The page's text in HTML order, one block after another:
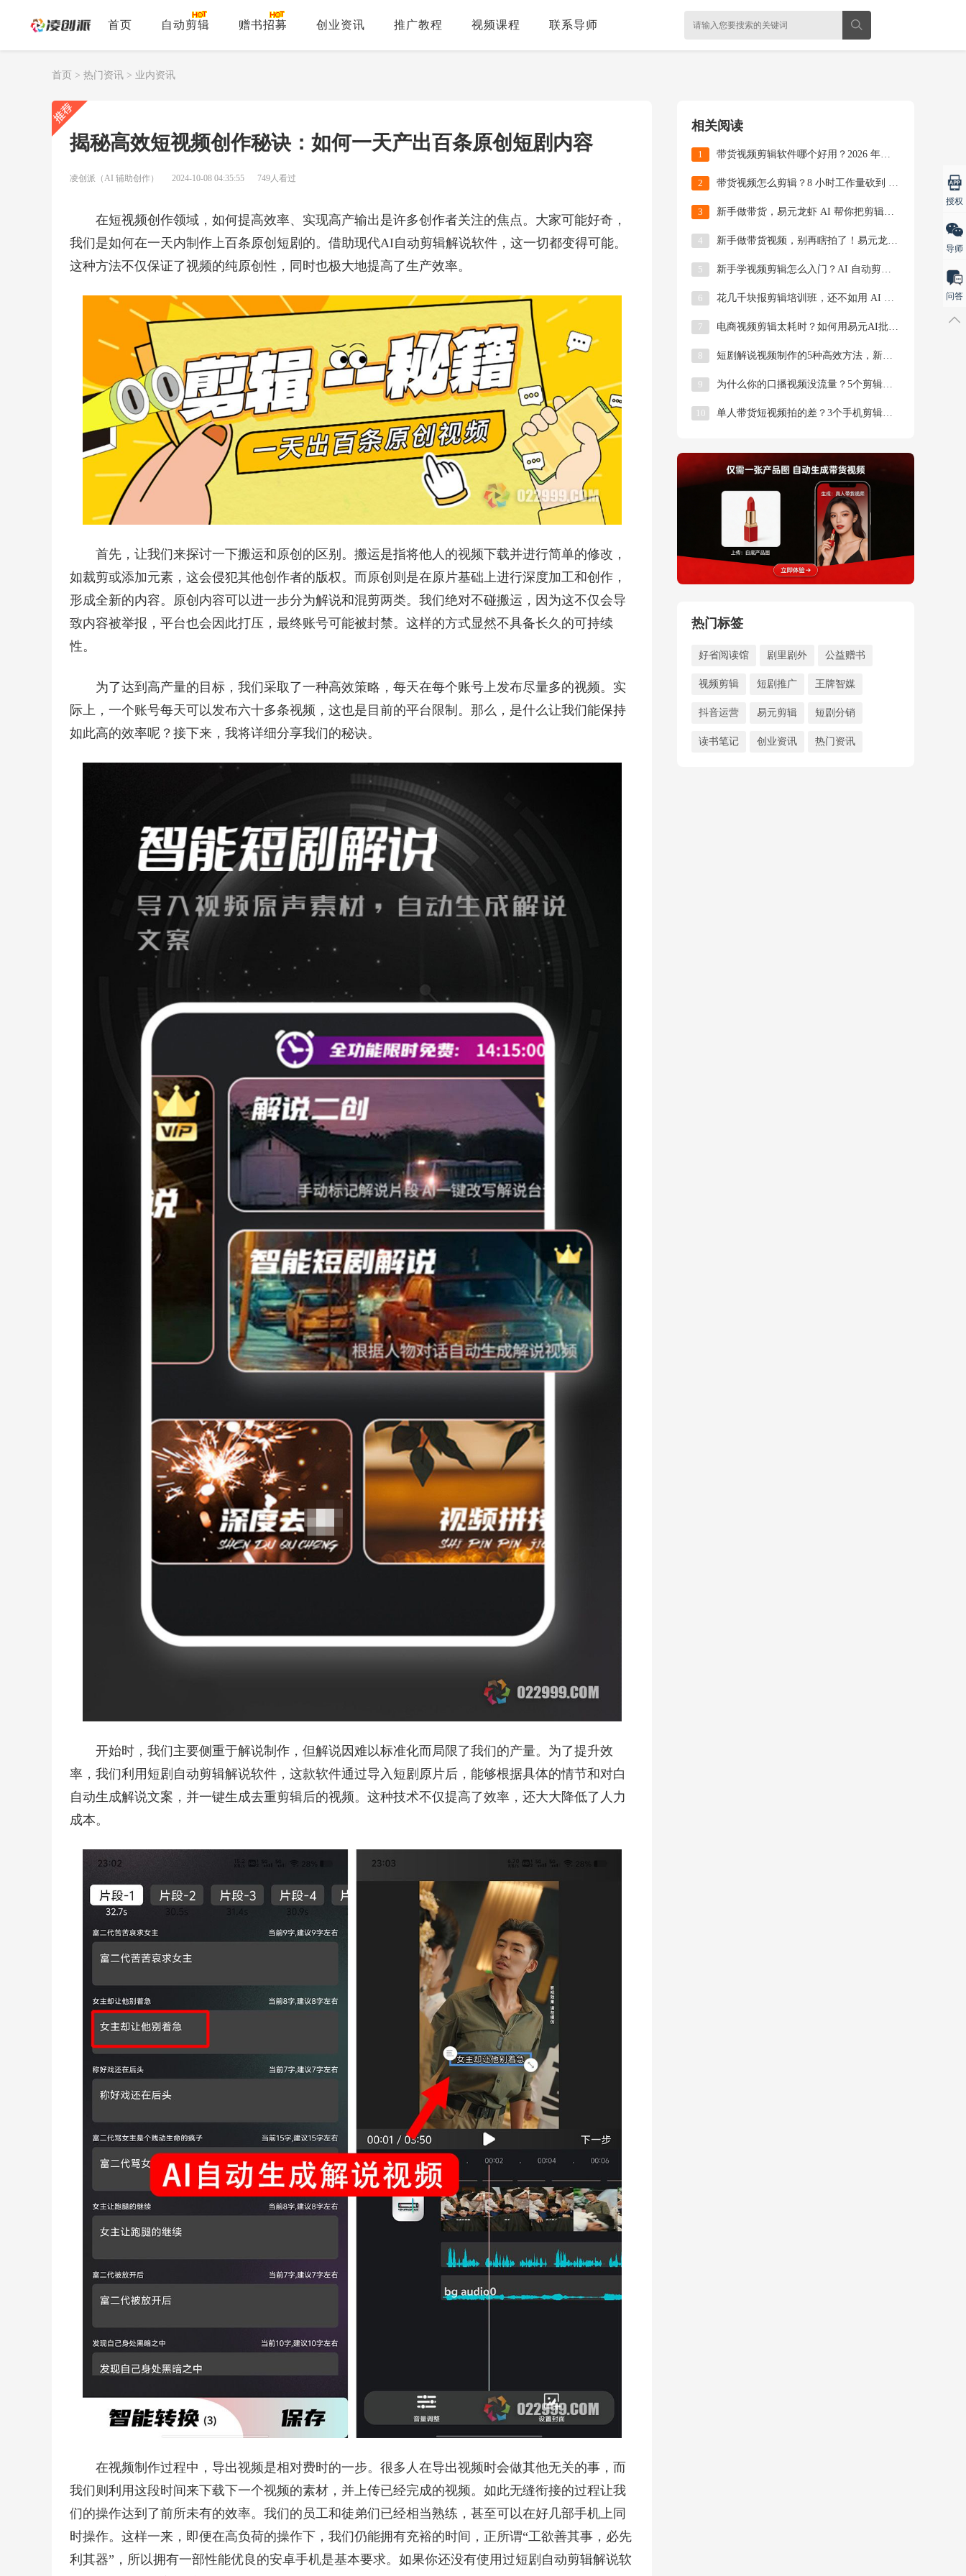
首页 自动剪辑 赠书招募 创业资讯 推广教程 视频课程 联系导师
首页 > 热门资讯 > 业内资讯
揭秘高效短视频创作秘诀：如何一天产出百条原创短剧内容
凌创派（AI 辅助创作） 2024-10-08 04:35:55 749人看过
在短视频创作领域，如何提高效率、实现高产输出是许多创作者关注的焦点。大家可能好奇，
我们是如何在一天内制作上百条原创短剧的。借助现代AI自动剪辑解说软件，这一切都变得可能。
这种方法不仅保证了视频的纯原创性，同时也极大地提高了生产效率。
首先，让我们来探讨一下搬运和原创的区别。搬运是指将他人的视频下载并进行简单的修改，
如裁剪或添加元素，这会侵犯其他创作者的版权。而原创则是在原片基础上进行深度加工和创作，
形成全新的内容。原创内容可以进一步分为解说和混剪两类。我们绝对不碰搬运，因为这不仅会导
致内容被举报，平台也会因此打压，最终账号可能被封禁。这样的方式显然不具备长久的可持续
性。
为了达到高产量的目标，我们采取了一种高效策略，每天在每个账号上发布尽量多的视频。实
际上，一个账号每天可以发布六十多条视频，这也是目前的平台限制。那么，是什么让我们能保持
如此高的效率呢？接下来，我将详细分享我们的秘诀。
开始时，我们主要侧重于解说制作，但解说因难以标准化而局限了我们的产量。为了提升效
率，我们利用短剧自动剪辑解说软件，这款软件通过导入短剧原片后，能够根据具体的情节和对白
自动生成解说文案，并一键生成去重剪辑后的视频。这种技术不仅提高了效率，还大大降低了人力
成本。
在视频制作过程中，导出视频是相对费时的一步。很多人在导出视频时会做其他无关的事，而
我们则利用这段时间来下载下一个视频的素材，并上传已经完成的视频。如此无缝衔接的过程让我
们的操作达到了前所未有的效率。我们的员工和徒弟们已经相当熟练，甚至可以在好几部手机上同
时操作。这样一来，即便在高负荷的操作下，我们仍能拥有充裕的时间，正所谓“工欲善其事，必先
利其器”，所以拥有一部性能优良的安卓手机是基本要求。如果你还没有使用过短剧自动剪辑解说软
相关阅读
1 带货视频剪辑软件哪个好用？2026 年真实测评
2 带货视频怎么剪辑？8 小时工作量砍到 10 分钟
3 新手做带货，易元龙虾 AI 帮你把剪辑时间从 8
4 新手做带货视频，别再瞎拍了！易元龙虾AI帮你0基
5 新手学视频剪辑怎么入门？AI 自动剪辑真的能零基
6 花几千块报剪辑培训班，还不如用 AI 自动剪辑自
7 电商视频剪辑太耗时？如何用易元AI批量产出爆款内
8 短剧解说视频制作的5种高效方法，新手也能快速上手
9 为什么你的口播视频没流量？5个剪辑技巧让你播放量
10 单人带货短视频拍的差？3个手机剪辑技巧让画面秒变
热门标签
好省阅读馆 剧里剧外 公益赠书
视频剪辑 短剧推广 王牌智媒
抖音运营 易元剪辑 短剧分销
读书笔记 创业资讯 热门资讯
授权
导师
问答